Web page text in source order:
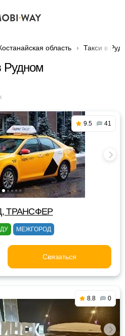
область Такси в
Рудном
9.5 41
ТРАНСФЕР
МЕЖГОРОД
Связаться
8.8 0